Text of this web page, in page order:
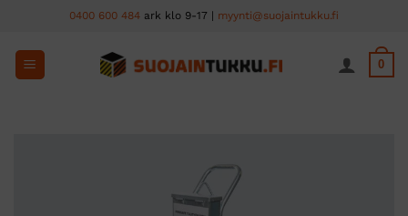
content
0400 600 484 ark klo 9-17 | myynti@suojaintukku.fi
0